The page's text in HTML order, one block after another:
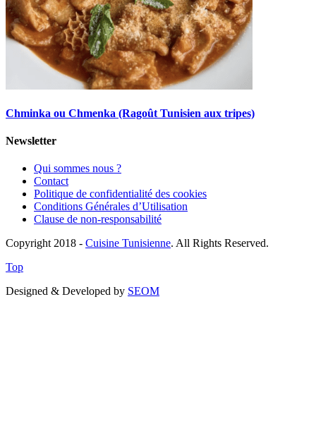
Chminka ou Chmenka (Ragoût Tunisien aux tripes)
Newsletter
Qui sommes nous ?
Contact
Politique de confidentialité des cookies
Conditions Générales d’Utilisation
Clause de non-responsabilité
Copyright 2018 - Cuisine Tunisienne. All Rights Reserved.
Top
Designed & Developed by SEOM